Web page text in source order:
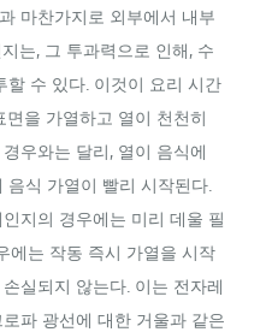
마찬가지로 외부에서 내부
는, 그 투과력으로 인해, 수
할 수 있다. 이것이 요리 시간
을 가열하고 열이 천천히
우와는 달리, 열이 음식에
식 가열이 빨리 시작된다.
지의 경우에는 미리 데울 필
에는 작동 즉시 가열을 시작
실되지 않는다. 이는 전자레
파 광선에 대한 거울과 같은